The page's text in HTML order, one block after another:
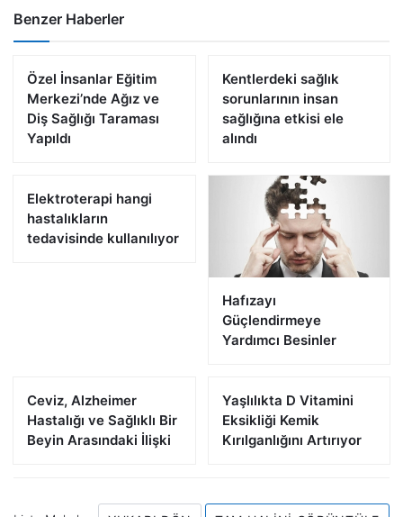
Benzer Haberler
Özel İnsanlar Eğitim
Merkezi’nde Ağız ve
Diş Sağlığı Taraması
Yapıldı
Kentlerdeki sağlık
sorunlarının insan
sağlığına etkisi ele
alındı
Elektroterapi hangi
hastalıkların
tedavisinde kullanılıyor
Hafızayı
Güçlendirmeye
Yardımcı Besinler
Ceviz, Alzheimer
Hastalığı ve Sağlıklı Bir
Beyin Arasındaki İlişki
Yaşlılıkta D Vitamini
Eksikliği Kemik
Kırılganlığını Artırıyor